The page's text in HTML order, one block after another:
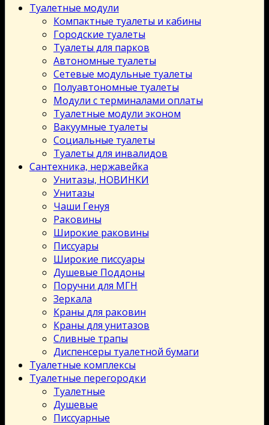
Туалетные модули
Компактные туалеты и кабины
Городские туалеты
Туалеты для парков
Автономные туалеты
Сетевые модульные туалеты
Полуавтономные туалеты
Модули с терминалами оплаты
Туалетные модули эконом
Вакуумные туалеты
Социальные туалеты
Туалеты для инвалидов
Сантехника, нержавейка
Унитазы, НОВИНКИ
Унитазы
Чаши Генуя
Раковины
Широкие раковины
Писсуары
Широкие писсуары
Душевые Поддоны
Поручни для МГН
Зеркала
Краны для раковин
Краны для унитазов
Сливные трапы
Диспенсеры туалетной бумаги
Туалетные комплексы
Туалетные перегородки
Туалетные
Душевые
Писсуарные